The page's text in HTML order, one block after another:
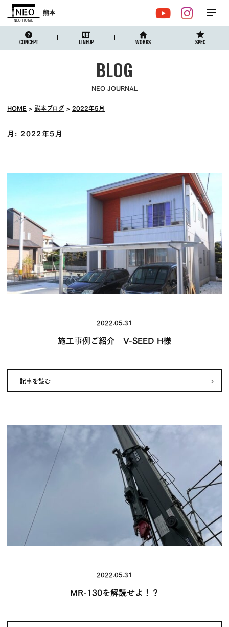
熊本
CONCEPT LINEUP WORKS SPEC
YouTube
メ
NEO JOURNAL
HOME 熊本ブログ 2022年5月
月: 2022年5月
2022.05.31
施工事例ご紹介 V-SEED H様
記事を読む
2022.05.31
MR-130を解読せよ！？